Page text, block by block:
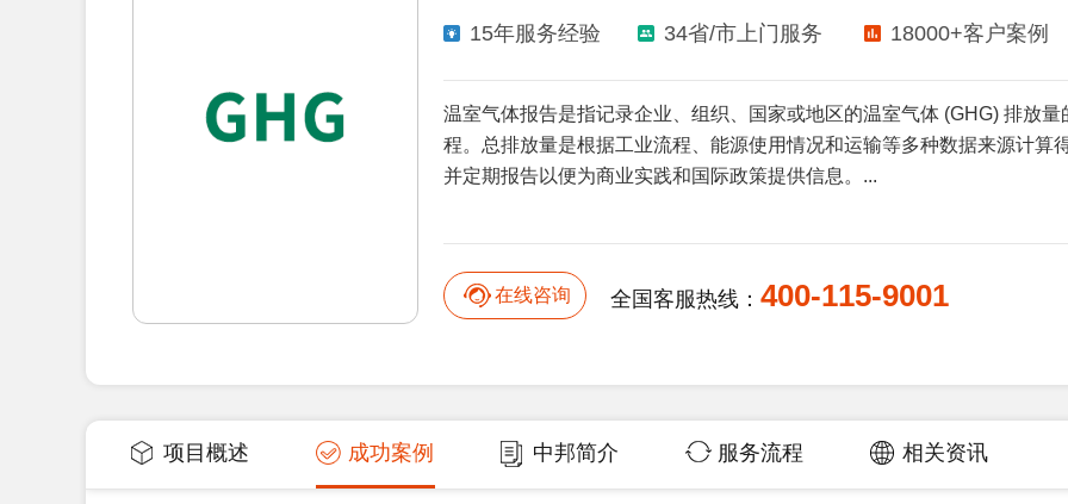
温室气体报告是指记录企业、组织、国家或地区的温室气体 (GHG) 排放量
程。总排放量是根据工业流程、能源使用情况和运输等多种数据来源计算
并定期报告以便为商业实践和国际政策提供信息。...
15年服务经验 34省/市上门服务 18000+客户案例
在线咨询 全国客服热线： 400-115-9001
项目概述 成功案例 中邦简介 服务流程 相关资讯